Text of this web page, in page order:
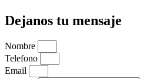
Dejanos tu mensaje
Nombre
Telefono
Email